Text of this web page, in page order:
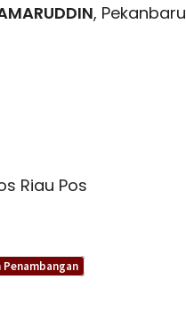
, Pekanbaru
Riau Pos